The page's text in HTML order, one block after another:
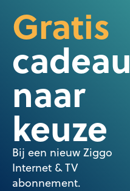
Gratis
cadeau
naar
keuze
Bij een nieuw Ziggo
Internet & TV
abonnement.